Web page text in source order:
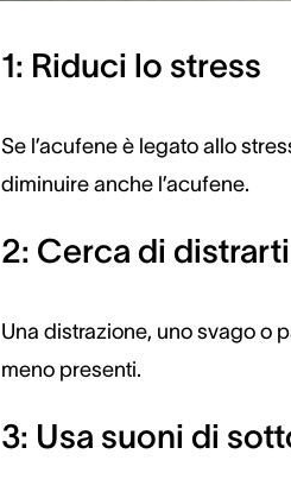
1: Riduci lo stress
Se l’acufene è legato allo
diminuire anche l’acufene.
2: Cerca di distrarti
Una distrazione, uno svago o
meno presenti.
3: Usa suoni di